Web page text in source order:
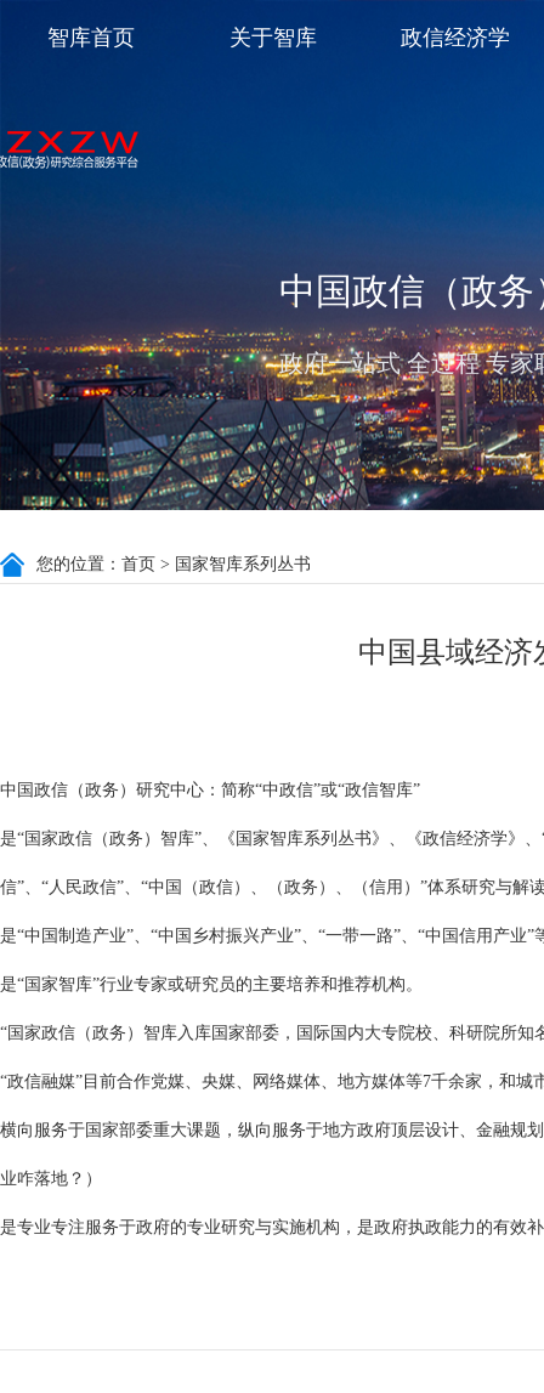
中国政信（政
政府一站式 全过程 专
智库首页 关于智库 政信经济学
您的位置： 首页 > 国家智库系列丛书
中国县域经济
中国政信（政务）研究中心：简称“中政信”或“政信智库”
是“国家政信（政务）智库”、《国家智库系列丛书》、《政信经济学》
信”、“人民政信”、“中国（政信）、（政务）、（信用）”体系研究与解
是“中国制造产业”、“中国乡村振兴产业”、“一带一路”、“中国信用产业
是“国家智库”行业专家或研究员的主要培养和推荐机构。
“国家政信（政务）智库入库国家部委，国际国内大专院校、科研院所
“政信融媒”目前合作党媒、央媒、网络媒体、地方媒体等7千余家，和
横向服务于国家部委重大课题，纵向服务于地方政府顶层设计、金融规
业咋落地？）
是专业专注服务于政府的专业研究与实施机构，是政府执政能力的有效